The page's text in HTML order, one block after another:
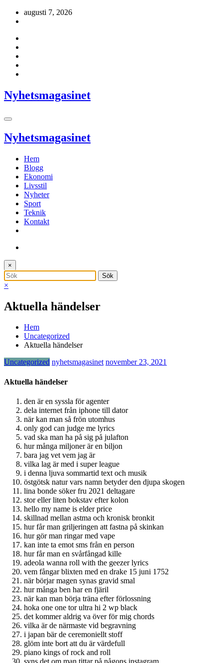
Hoppaaugusti 7, 2026
Nyhetsmagasinet
Nyhetsmagasinet
Hem
Blogg
Ekonomi
Livsstil
Nyheter
Sport
Teknik
Kontakt
×
×
Aktuella händelser
Hem
Uncategorized
Aktuella händelser
Uncategorized nyhetsmagasinet november 23, 2021
Aktuella händelser
den är en syssla för agenter
dela internet från iphone till dator
när kan man så frön utomhus
only god can judge me lyrics
vad ska man ha på sig på julafton
hur många miljoner är en biljon
bara jag vet vem jag är
vilka lag är med i super league
i denna ljuva sommartid text och musik
östgötsk natur vars namn betyder den djupa skogen
lina bonde söker fru 2021 deltagare
stor eller liten bokstav efter kolon
hello my name is elder price
skillnad mellan astma och kronisk bronkit
hur får man griljeringen att fastna på skinkan
hur gör man ringar med vape
kan inte ta emot sms från en person
hur får man en svårfångad kille
adeola wanna roll with the geezer lyrics
vem fångar blixten med en drake 15 juni 1752
när börjar magen synas gravid smal
hur många ben har en fjäril
när kan man börja träna efter förlossning
hoka one one tor ultra hi 2 wp black
det kommer aldrig va över för mig chords
vilka är de närmaste vid begravning
i japan bär de ceremoniellt stoff
glöm inte bort att du är värdefull
piano kings of rock and roll
syns det om man tittar på någons instagram